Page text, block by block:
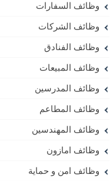
وظائف السفارات
وظائف الشركات
وظائف الفنادق
وظائف المبيعات
وظائف المدرسين
وظائف المطاعم
وظائف المهندسين
وظائف امازون
وظائف امن و حماية